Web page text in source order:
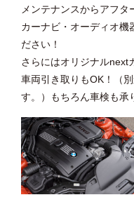
メンテナンスからアフタ
カーナビ・オーディオ機
ださい！
さらにはオリジナルnext
車両引き取りもOK！（
す。）もちろん車検も承